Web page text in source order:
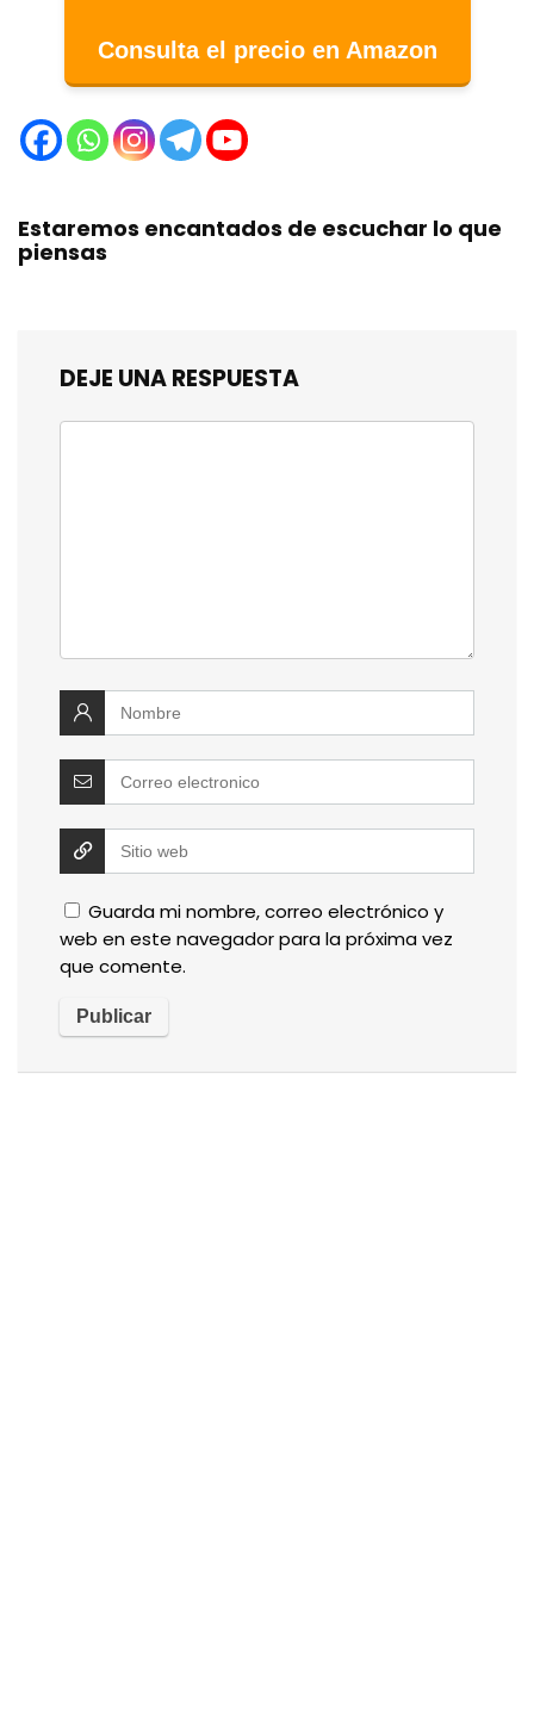
Consulta el precio en Amazon
Estaremos encantados de escuchar lo que
piensas
DEJE UNA RESPUESTA
Guarda mi nombre, correo electrónico y
web en este navegador para la próxima vez
que comente.